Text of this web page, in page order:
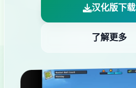
汉化版下载
了解更多